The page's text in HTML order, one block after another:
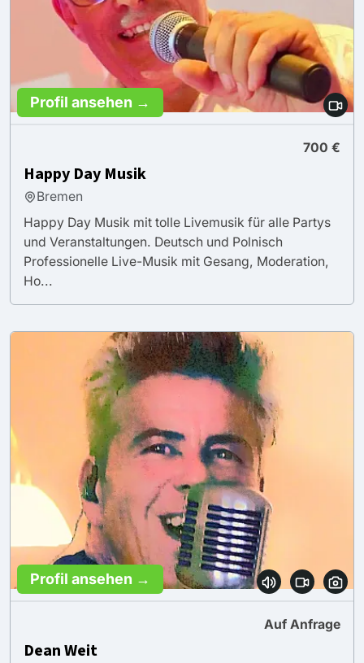
Profil ansehen →
700 €
Happy Day Musik
Bremen
Happy Day Musik mit tolle Livemusik für alle Partys
und Veranstaltungen. Deutsch und Polnisch
Professionelle Live-Musik mit Gesang, Moderation,
Ho...
Profil ansehen →
Auf Anfrage
Dean Weit